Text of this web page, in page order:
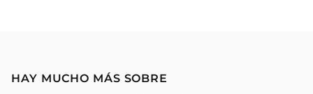
HAY MUCHO MÁS SOBRE